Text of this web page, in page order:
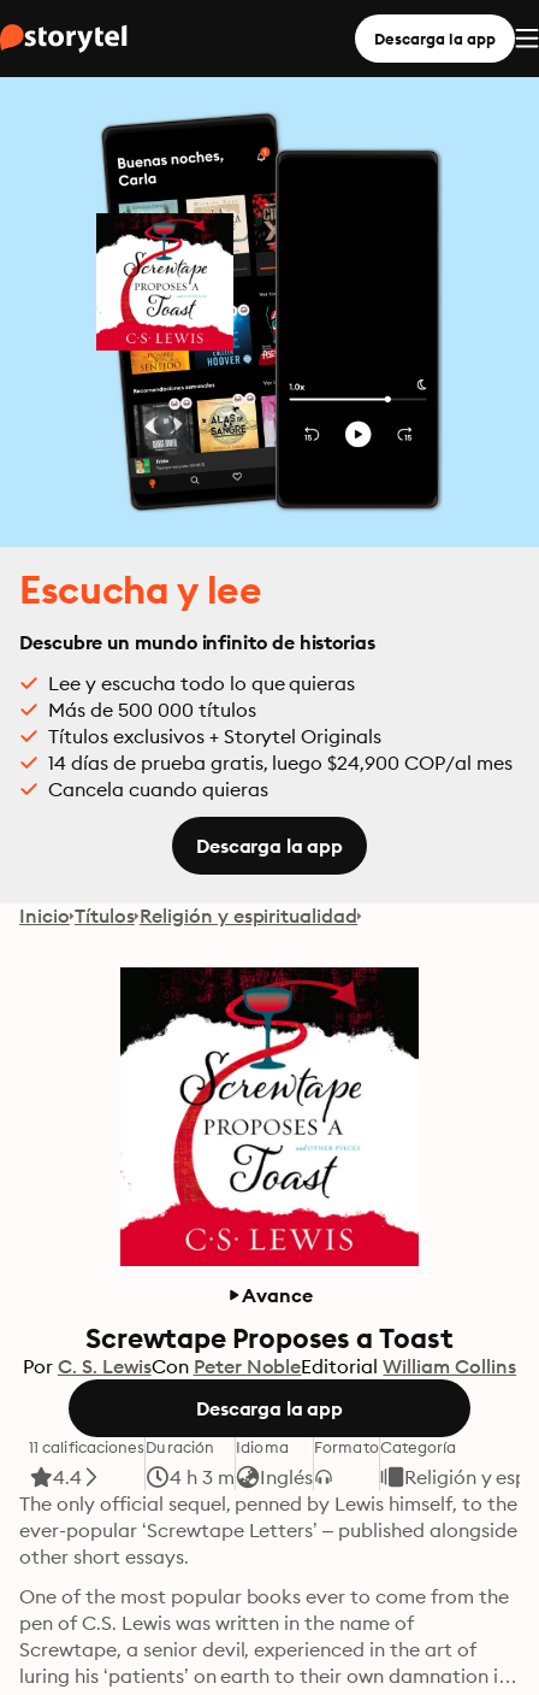
Descarga la app
Escucha y lee
Descubre un mundo infinito de historias
Lee y escucha todo lo que quieras
Más de 500 000 títulos
Títulos exclusivos + Storytel Originals
14 días de prueba gratis, luego $24,900 COP/al mes
Cancela cuando quieras
Descarga la app
Inicio Títulos Religión y espiritualidad
Avance
Screwtape Proposes a Toast
Por C. S. LewisCon Peter NobleEditorial William Collins
Descarga la app
11 calificaciones
4.4
Duración
4 h 3 m
Idioma
Inglés
FormatoCategoría
Religión y
The only official sequel, penned by Lewis himself, to the
ever-popular ‘Screwtape Letters’ – published alongside
other short essays.
One of the most popular books ever to come from the
pen of C.S. Lewis was written in the name of
Screwtape, a senior devil, experienced in the art of
luring his ‘patients’ on earth to their own damnation in